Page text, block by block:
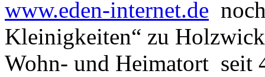
www.eden-internet.de
Kleinigkeiten“ zu
Wohn- und Heimatort seit